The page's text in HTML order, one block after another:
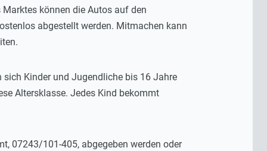
können die Autos auf den
abgestellt werden. Mitmachen kann
Kinder und Jugendliche bis 16 Jahre
Altersklasse. Jedes Kind bekommt
07243/101-405, abgegeben werden oder